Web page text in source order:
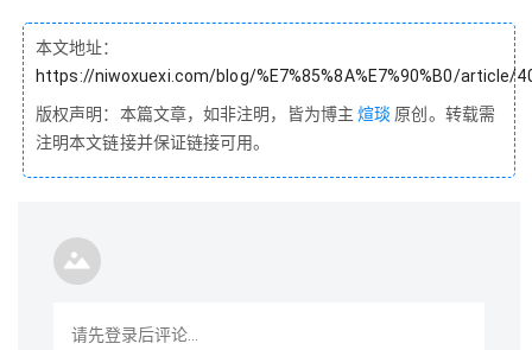
本文地址：
https://niwoxuexi.com/blog/%E7%85%8A%E7%90%B0/article/
版权声明：本篇文章，如非注明，皆为博主煊琰 原创。转载需
注明本文链接并保证链接可用。